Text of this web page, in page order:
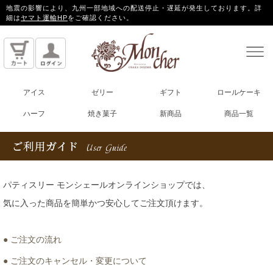
地震の影響により、九州一部地域への配送停止・遅延が発生しております。詳
細はヤマト運輸HPをご確認ください。
アイス ゼリー ギフト ロールケーキ
ハーフ 焼き菓子 新商品 商品一覧
パティスリー モンシェールオンラインショップでは、
気に入った商品を簡単かつ安心してご注文頂けます。
● ご注文の流れ
● ご注文のキャンセル・変更について